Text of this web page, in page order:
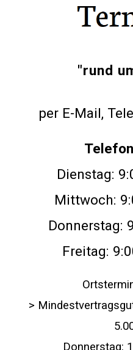
"rund
per E-Mail,
Dienstag:
Mittwoch:
Donnerstag:
Freitag:
>
Donnerstag: